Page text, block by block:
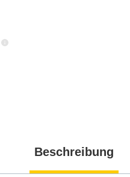
Beschreibung